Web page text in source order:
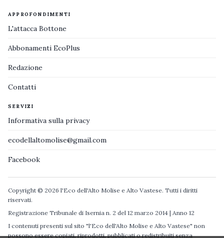
APPROFONDIMENTI
L'attacca Bottone
Abbonamenti EcoPlus
Redazione
Contatti
SERVIZI
Informativa sulla privacy
ecodellaltomolise@gmail.com
Facebook
Copyright © 2026 l'Eco dell'Alto Molise e Alto Vastese. Tutti i diritti
riservati.
Registrazione Tribunale di Isernia n. 2 del 12 marzo 2014 | Anno 12
I contenuti presenti sul sito "l'Eco dell'Alto Molise e Alto Vastese" non
possono essere copiati, riprodotti, pubblicati o redistribuiti senza